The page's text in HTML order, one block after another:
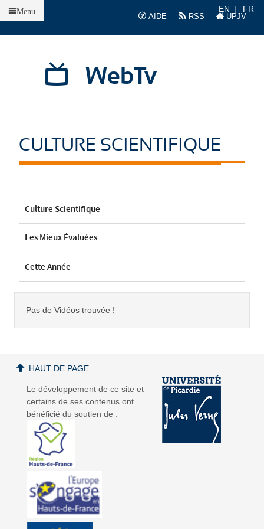
AIDE
RSS UPJV
EN FR
WebTv
Menu
CULTURE SCIENTIFIQUE
Culture Scientifique
Les Mieux Évaluées
Cette Année
Pas de Vidéos trouvée !
Le développement de ce site et
certains de ses contenus ont
bénéficié du soutien de :
HAUT DE PAGE